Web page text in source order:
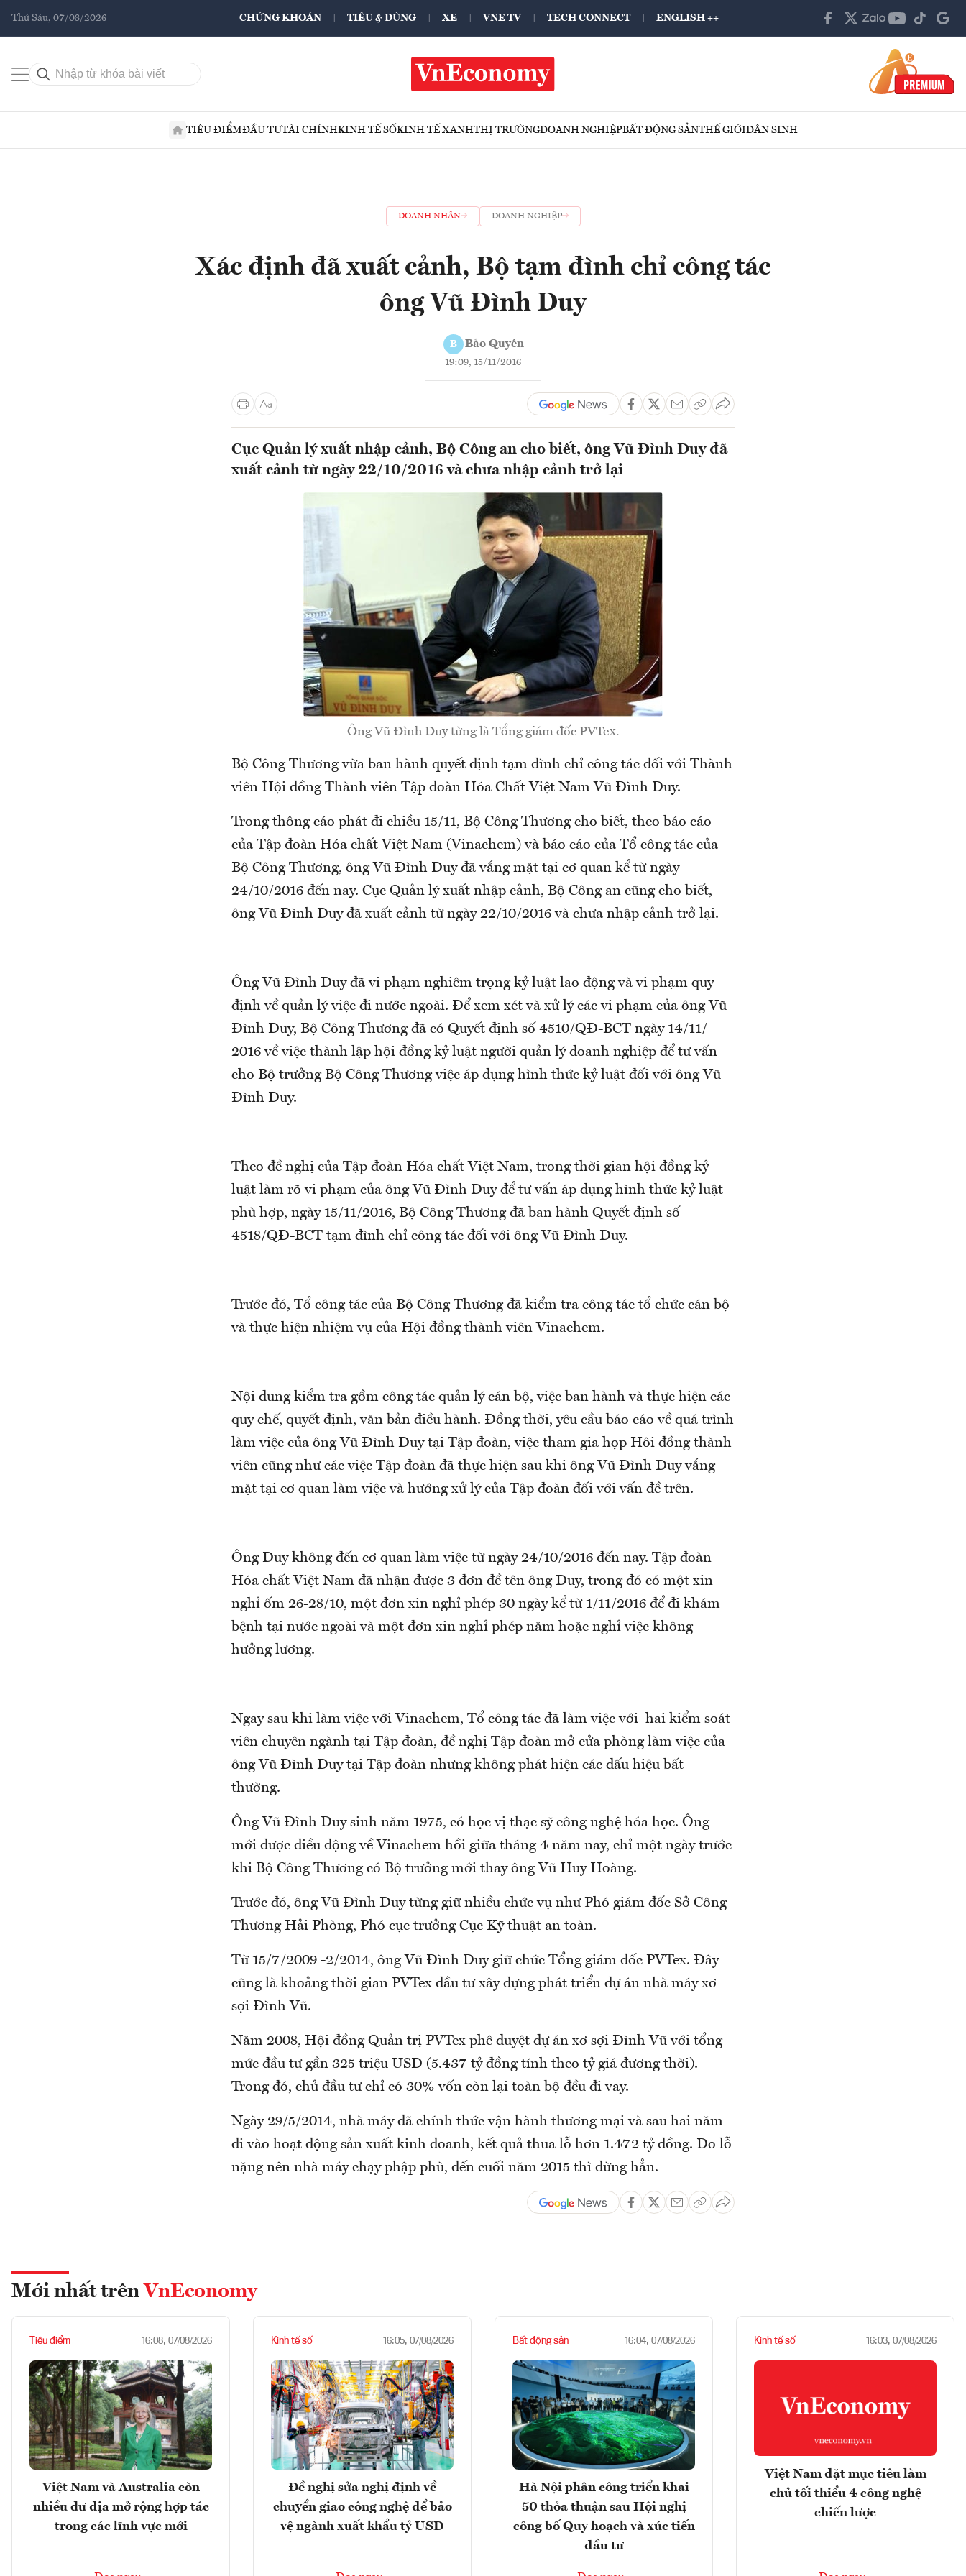
Thứ Sáu, 07/08/2026 CHỨNG KHOÁN TIÊU & DÙNG XE VNE TV TECH CONNECT ENGLISH ++
TIÊU ĐIỂMĐẦU TƯTÀI CHÍNHKINH TẾ SỐKINH TẾ XANHTHỊ TRƯỜNGDOANH NGHIỆPBẤT ĐỘNG SẢNTHẾ GIỚIDÂN SINH
DOANH NHÂN DOANH NGHIỆP
Xác định đã xuất cảnh, Bộ tạm đình chỉ công tác
ông Vũ Đình Duy
B Bảo Quyên
19:09, 15/11/2016
Cục Quản lý xuất nhập cảnh, Bộ Công an cho biết, ông Vũ Đình Duy đã
xuất cảnh từ ngày 22/10/2016 và chưa nhập cảnh trở lại
Ông Vũ Đình Duy từng là Tổng giám đốc PVTex.
Bộ Công Thương vừa ban hành quyết định tạm đình chỉ công tác đối với Thành
viên Hội đồng Thành viên Tập đoàn Hóa Chất Việt Nam Vũ Đình Duy.
Trong thông cáo phát đi chiều 15/11, Bộ Công Thương cho biết, theo báo cáo
của Tập đoàn Hóa chất Việt Nam (Vinachem) và báo cáo của Tổ công tác của
Bộ Công Thương, ông Vũ Đình Duy đã vắng mặt tại cơ quan kể từ ngày
24/10/2016 đến nay. Cục Quản lý xuất nhập cảnh, Bộ Công an cũng cho biết,
ông Vũ Đình Duy đã xuất cảnh từ ngày 22/10/2016 và chưa nhập cảnh trở lại.
Ông Vũ Đình Duy đã vi phạm nghiêm trọng kỷ luật lao động và vi phạm quy
định về quản lý việc đi nước ngoài. Để xem xét và xử lý các vi phạm của ông Vũ
Đình Duy, Bộ Công Thương đã có Quyết định số 4510/QĐ-BCT ngày 14/11/
2016 về việc thành lập hội đồng kỷ luật người quản lý doanh nghiệp để tư vấn
cho Bộ trưởng Bộ Công Thương việc áp dụng hình thức kỷ luật đối với ông Vũ
Đình Duy.
Theo đề nghị của Tập đoàn Hóa chất Việt Nam, trong thời gian hội đồng kỷ
luật làm rõ vi phạm của ông Vũ Đình Duy để tư vấn áp dụng hình thức kỷ luật
phù hợp, ngày 15/11/2016, Bộ Công Thương đã ban hành Quyết định số
4518/QĐ-BCT tạm đình chỉ công tác đối với ông Vũ Đình Duy.
Trước đó, Tổ công tác của Bộ Công Thương đã kiểm tra công tác tổ chức cán bộ
và thực hiện nhiệm vụ của Hội đồng thành viên Vinachem.
Nội dung kiểm tra gồm công tác quản lý cán bộ, việc ban hành và thực hiện các
quy chế, quyết định, văn bản điều hành. Đồng thời, yêu cầu báo cáo về quá trình
làm việc của ông Vũ Đình Duy tại Tập đoàn, việc tham gia họp Hôi đồng thành
viên cũng như các việc Tập đoàn đã thực hiện sau khi ông Vũ Đình Duy vắng
mặt tại cơ quan làm việc và hướng xử lý của Tập đoàn đối với vấn đề trên.
Ông Duy không đến cơ quan làm việc từ ngày 24/10/2016 đến nay. Tập đoàn
Hóa chất Việt Nam đã nhận được 3 đơn đề tên ông Duy, trong đó có một xin
nghỉ ốm 26-28/10, một đơn xin nghỉ phép 30 ngày kể từ 1/11/2016 để đi khám
bệnh tại nước ngoài và một đơn xin nghỉ phép năm hoặc nghỉ việc không
hưởng lương.
Ngay sau khi làm việc với Vinachem, Tổ công tác đã làm việc với hai kiểm soát
viên chuyên ngành tại Tập đoàn, đề nghị Tập đoàn mở cửa phòng làm việc của
ông Vũ Đình Duy tại Tập đoàn nhưng không phát hiện các dấu hiệu bất
thường.
Ông Vũ Đình Duy sinh năm 1975, có học vị thạc sỹ công nghệ hóa học. Ông
mới được điều động về Vinachem hồi giữa tháng 4 năm nay, chỉ một ngày trước
khi Bộ Công Thương có Bộ trưởng mới thay ông Vũ Huy Hoàng.
Trước đó, ông Vũ Đình Duy từng giữ nhiều chức vụ như Phó giám đốc Sở Công
Thương Hải Phòng, Phó cục trưởng Cục Kỹ thuật an toàn.
Từ 15/7/2009 -2/2014, ông Vũ Đình Duy giữ chức Tổng giám đốc PVTex. Đây
cũng là khoảng thời gian PVTex đầu tư xây dựng phát triển dự án nhà máy xơ
sợi Đình Vũ.
Năm 2008, Hội đồng Quản trị PVTex phê duyệt dự án xơ sợi Đình Vũ với tổng
mức đầu tư gần 325 triệu USD (5.437 tỷ đồng tính theo tỷ giá đương thời).
Trong đó, chủ đầu tư chỉ có 30% vốn còn lại toàn bộ đều đi vay.
Ngày 29/5/2014, nhà máy đã chính thức vận hành thương mại và sau hai năm
đi vào hoạt động sản xuất kinh doanh, kết quả thua lỗ hơn 1.472 tỷ đồng. Do lỗ
nặng nên nhà máy chạy phập phù, đến cuối năm 2015 thì dừng hẳn.
Mới nhất trên VnEconomy
Tiêu điểm 16:08, 07/08/2026
Việt Nam và Australia còn
nhiều dư địa mở rộng hợp tác
trong các lĩnh vực mới
Kinh tế số 16:05, 07/08/2026
Đề nghị sửa nghị định về
chuyển giao công nghệ để bảo
vệ ngành xuất khẩu tỷ USD
Bất động sản 16:04, 07/08/2026
Hà Nội phân công triển khai
50 thỏa thuận sau Hội nghị
công bố Quy hoạch và xúc tiến
đầu tư
Kinh tế số 16:03, 07/08/2026
Việt Nam đặt mục tiêu làm
chủ tối thiểu 4 công nghệ
chiến lược